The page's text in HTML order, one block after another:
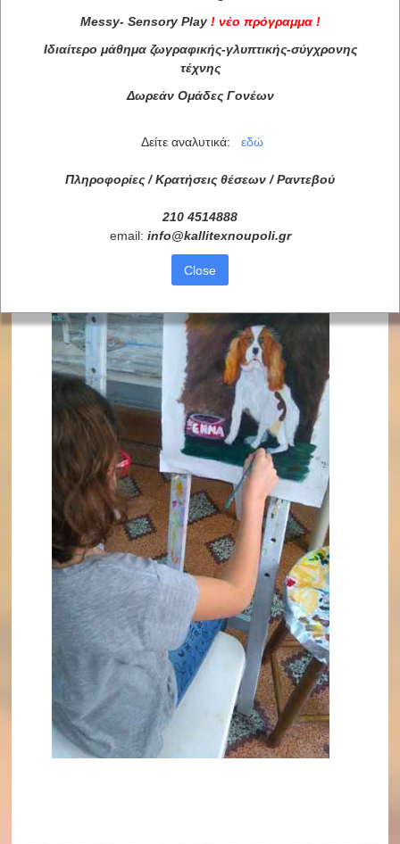
Messy- Sensory Play ! νέο πρόγραμμα !
Ιδιαίτερο μάθημα ζωγραφικής-γλυπτικής-σύγχρονης
τέχνης
Δωρεάν Ομάδες Γονέων
Δείτε αναλυτικά: εδώ
Πληροφορίες / Κρατήσεις θέσεων / Ραντεβού
210 4514888
email: info@kallitexnoupoli.gr
Close